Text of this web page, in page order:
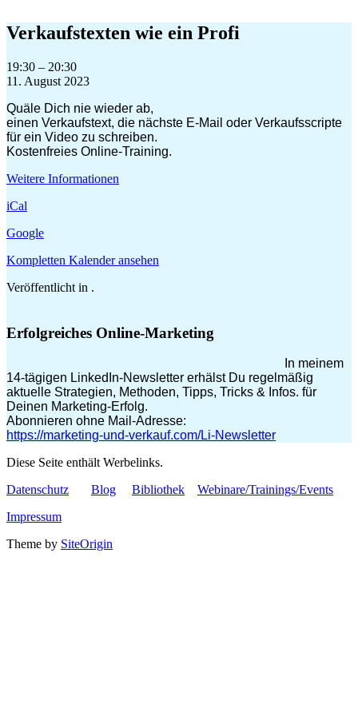
Inhalt
springen
Verkaufstexten wie ein Profi
Verkaufstexten
wie
Profi
19:30 – 20:30
11. August 2023
Quäle Dich nie wieder ab,
einen Verkaufstext, die nächste E-Mail oder Verkaufsscripte
für ein Video zu schreiben.
Kostenfreies Online-Training.
Weitere Informationen
iCal
Google
Kompletten Kalender ansehen
Veröffentlicht in .
Erfolgreiches Online-Marketing
In meinem
14-tägigen LinkedIn-Newsletter erhälst Du regelmäßig
aktuelle Strategien, Methoden, Tipps, Tricks & Infos. für
Deinen Marketing-Erfolg.
Abonnieren ohne Mail-Adresse:
https://marketing-und-verkauf.com/Li-Newsletter
Diese Seite enthält Werbelinks.
Datenschutz
Blog Bibliothek
Webinare/Trainings/Events
Impressum
Theme by SiteOrigin